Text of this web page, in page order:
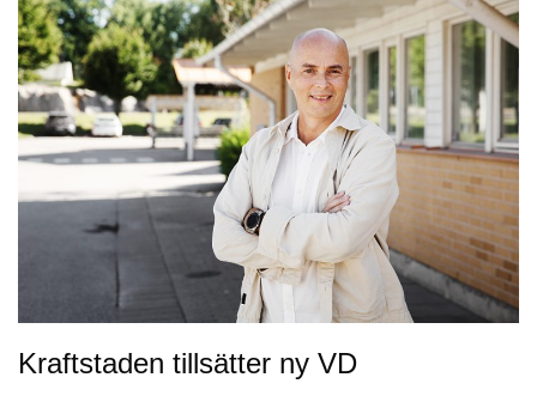
Kraftstaden tillsätter ny VD